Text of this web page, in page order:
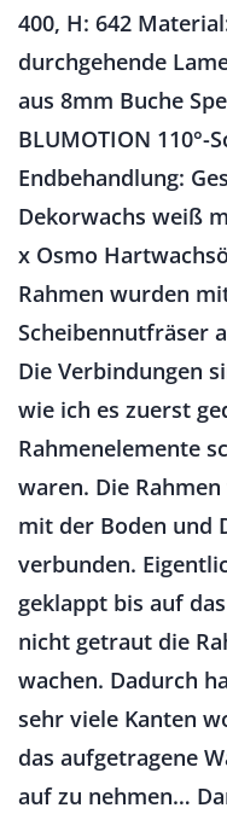
400, H: 642
durchgehende
aus 8mm Buche
BLUMOTION 110°-
Endbehandlung:
Dekorwachs weiß
x Osmo
Rahmen wurden
Scheibennutfräser
Die Verbindungen
wie ich es zuerst
Rahmenelemente
waren. Die
mit der Boden und
verbunden.
geklappt bis auf
nicht getraut die
wachen. Dadurch
sehr viele Kanten
das aufgetragene
auf zu nehmen…